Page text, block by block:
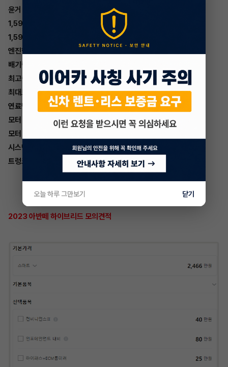
윤거 후(mm):
1,599(16″)
1,593(17″)
엔진형식: G1.6하이브리드
배기량(cc): 1,580
최고출력(PS/rpm): 105/5,700
최대토크(kgf.m/rpm): 15.0/4,000
연료탱크용량(ℓ): 42
모터 최고출력(kW):32
모터 최대토크(Nm):170
시스템 최고출력(PS/rpm):141/5,700
트렁크 용량(ℓ,VDA):474
2023 아반떼 하이브리드 모의견적
오늘 하루 그만보기 닫기